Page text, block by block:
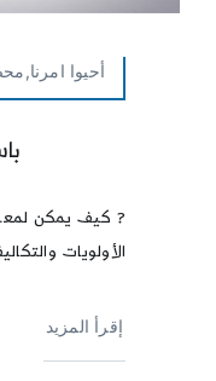
أحيوا
? كيف يمكن
الأولويات
إقرأ المزيد